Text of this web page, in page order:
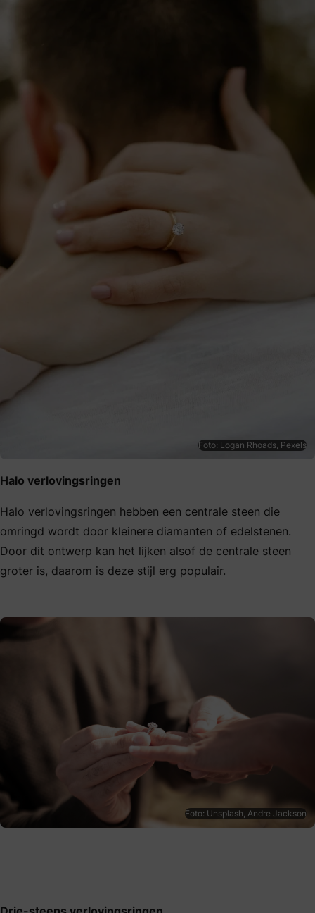
Foto: Logan Rhoads, Pexels
Halo verlovingsringen
Halo verlovingsringen hebben een centrale steen die
omringd wordt door kleinere diamanten of edelstenen.
Door dit ontwerp kan het lijken alsof de centrale steen
groter is, daarom is deze stijl erg populair.
Foto: Unsplash, Andre Jackson